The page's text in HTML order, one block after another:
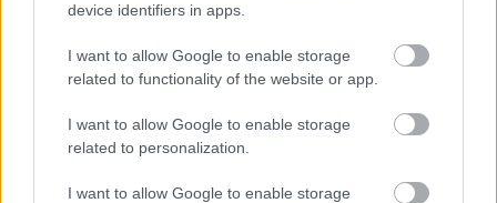
device identifiers in apps.
I want to allow Google to enable storage
related to functionality of the website or app.
I want to allow Google to enable storage
related to personalization.
I want to allow Google to enable storage